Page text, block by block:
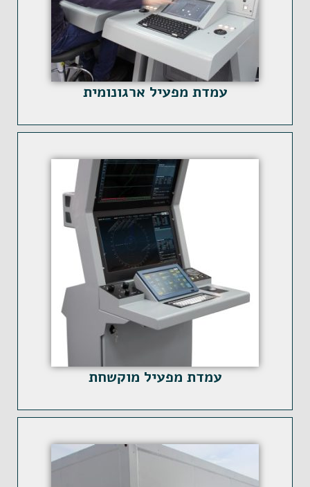
עמדת מפעיל ארגונומית
עמדת מפעיל מוקשחת